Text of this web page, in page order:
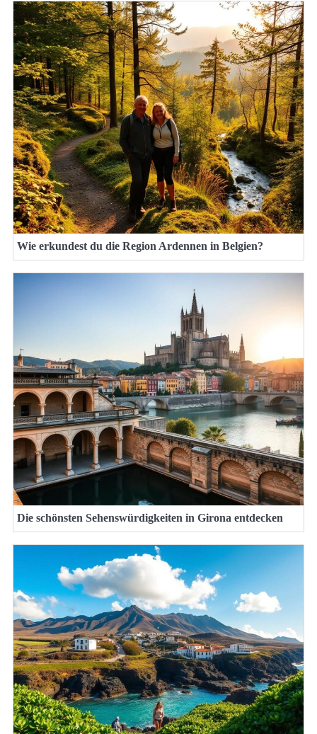
Wie erkundest du die Region Ardennen in Belgien?
Die schönsten Sehenswürdigkeiten in Girona entdecken